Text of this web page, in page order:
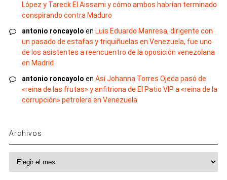
López y Tareck El Aissami y cómo ambos habrían terminado
conspirando contra Maduro
antonio roncayolo en Luis Eduardo Manresa, dirigente con
un pasado de estafas y triquiñuelas en Venezuela, fue uno
de los asistentes a reencuentro de la oposición venezolana
en Madrid
antonio roncayolo en Así Johanna Torres Ojeda pasó de
«reina de las frutas» y anfitriona de El Patio VIP a «reina de la
corrupción» petrolera en Venezuela
Archivos